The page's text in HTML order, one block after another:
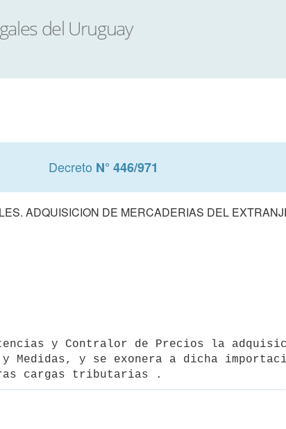
Decreto N° 446/971
ADQUISICION DE MERCADERIAS DEL
y Contralor de Precios la
Medidas, y se exonera a dicha
cargas tributarias .